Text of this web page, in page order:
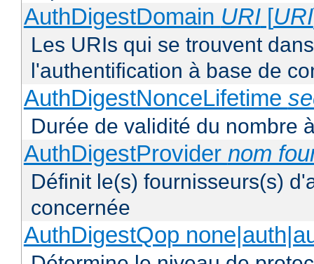
AuthDigestDomain URI[URI
Les URIs qui se trouvent
l'authentification à base de
AuthDigestNonceLifetime
Durée de validité du nombre
AuthDigestProvider nom
Définit le(s) fournisseurs(s)
concernée
AuthDigestQop